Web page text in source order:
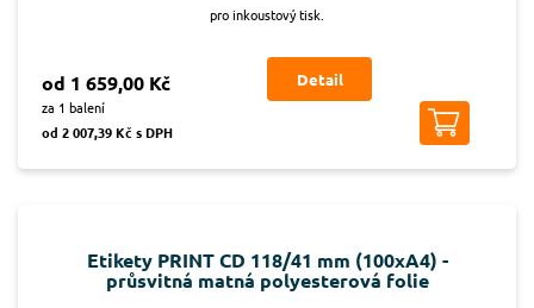
pro inkoustový tisk.
od 1 659,00 Kč
za 1 balení
od 2 007,39 Kč s DPH
Detail
Etikety PRINT CD 118/41 mm (100xA4) -
průsvitná matná polyesterová folie